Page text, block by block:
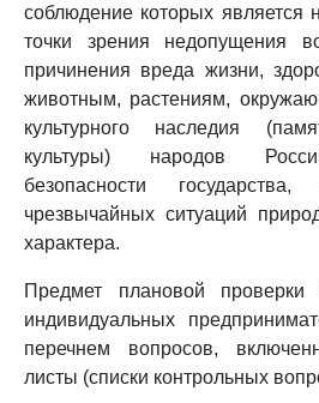
соблюдение которых является
точки зрения недопущения
причинения вреда жизни,
животным, растениям,
культурного наследия
культуры) народов
безопасности
чрезвычайных ситуаций
характера.
Предмет плановой
индивидуальных
перечнем вопросов,
листы (списки контрольных